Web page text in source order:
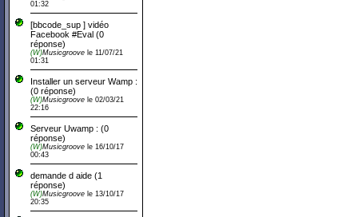
01:32
[bbcode_sup ] vidéo
Facebook #Eval (0
réponse)
(W)Musicgroove le 11/07/21
01:31
Installer un serveur Wamp :
(0 réponse)
(W)Musicgroove le 02/03/21
22:16
Serveur Uwamp : (0
réponse)
(W)Musicgroove le 16/10/17
00:43
demande d aide (1
réponse)
(W)Musicgroove le 13/10/17
20:35